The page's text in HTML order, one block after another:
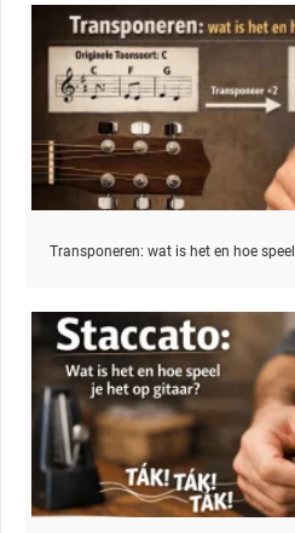
Transponeren: wat is het en hoe